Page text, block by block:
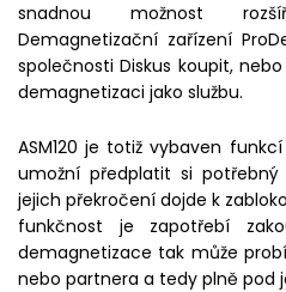
snadnou možnost
Demagnetizační zařízení
společnosti Diskus koupit,
demagnetizaci jako službu.
ASM120 je totiž vybaven
umožní předplatit si
jejich překročení dojde k
funkčnost je zapotřebí
demagnetizace tak může
nebo partnera a tedy plně pod